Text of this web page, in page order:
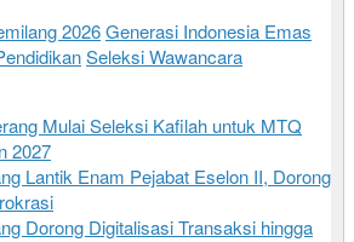
2026Generasi Indonesia Emas
Seleksi Wawancara
Mulai Seleksi Kafilah untuk MTQ
2027
Lantik Enam Pejabat Eselon II, Dorong
Dorong Digitalisasi Transaksi hingga